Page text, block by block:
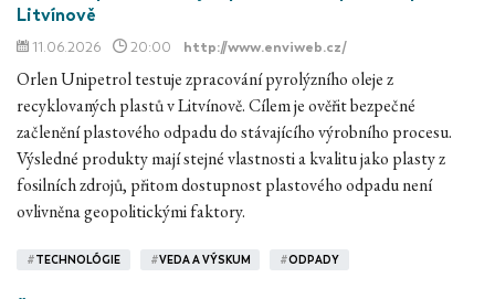
Litvínově
11.06.2026 20:00 http://www.enviweb.cz/
Orlen Unipetrol testuje zpracování pyrolýzního oleje z
recyklovaných plastů v Litvínově. Cílem je ověřit bezpečné
začlenění plastového odpadu do stávajícího výrobního procesu.
Výsledné produkty mají stejné vlastnosti a kvalitu jako plasty z
fosilních zdrojů, přitom dostupnost plastového odpadu není
ovlivněna geopolitickými faktory.
#TECHNOLÓGIE #VEDA A VÝSKUM #ODPADY